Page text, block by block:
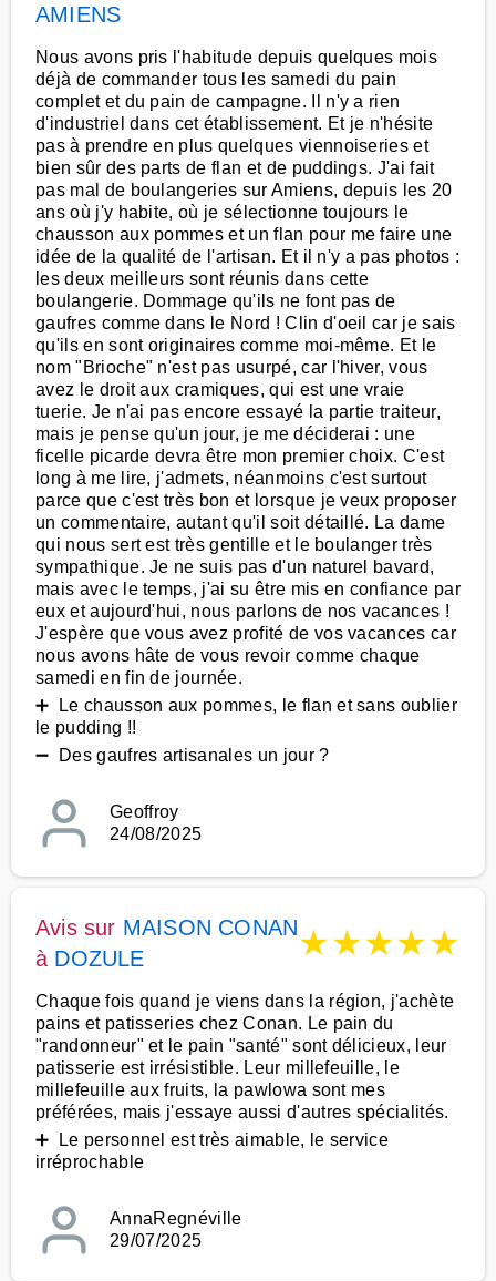
AMIENS
Nous avons pris l'habitude depuis quelques mois
déjà de commander tous les samedi du pain
complet et du pain de campagne. Il n'y a rien
d'industriel dans cet établissement. Et je n'hésite
pas à prendre en plus quelques viennoiseries et
bien sûr des parts de flan et de puddings. J'ai fait
pas mal de boulangeries sur Amiens, depuis les 20
ans où j'y habite, où je sélectionne toujours le
chausson aux pommes et un flan pour me faire une
idée de la qualité de l'artisan. Et il n'y a pas photos :
les deux meilleurs sont réunis dans cette
boulangerie. Dommage qu'ils ne font pas de
gaufres comme dans le Nord ! Clin d'oeil car je sais
qu'ils en sont originaires comme moi-même. Et le
nom "Brioche" n'est pas usurpé, car l'hiver, vous
avez le droit aux cramiques, qui est une vraie
tuerie. Je n'ai pas encore essayé la partie traiteur,
mais je pense qu'un jour, je me déciderai : une
ficelle picarde devra être mon premier choix. C'est
long à me lire, j'admets, néanmoins c'est surtout
parce que c'est très bon et lorsque je veux proposer
un commentaire, autant qu'il soit détaillé. La dame
qui nous sert est très gentille et le boulanger très
sympathique. Je ne suis pas d'un naturel bavard,
mais avec le temps, j'ai su être mis en confiance par
eux et aujourd'hui, nous parlons de nos vacances !
J'espère que vous avez profité de vos vacances car
nous avons hâte de vous revoir comme chaque
samedi en fin de journée.
➕ Le chausson aux pommes, le flan et sans oublier
le pudding !!
➖ Des gaufres artisanales un jour ?
Geoffroy
24/08/2025
Avis sur MAISON CONAN
à DOZULE ★★★★★
Chaque fois quand je viens dans la région, j'achète
pains et patisseries chez Conan. Le pain du
"randonneur" et le pain "santé" sont délicieux, leur
patisserie est irrésistible. Leur millefeuille, le
millefeuille aux fruits, la pawlowa sont mes
préférées, mais j'essaye aussi d'autres spécialités.
➕ Le personnel est très aimable, le service
irréprochable
AnnaRegnéville
29/07/2025